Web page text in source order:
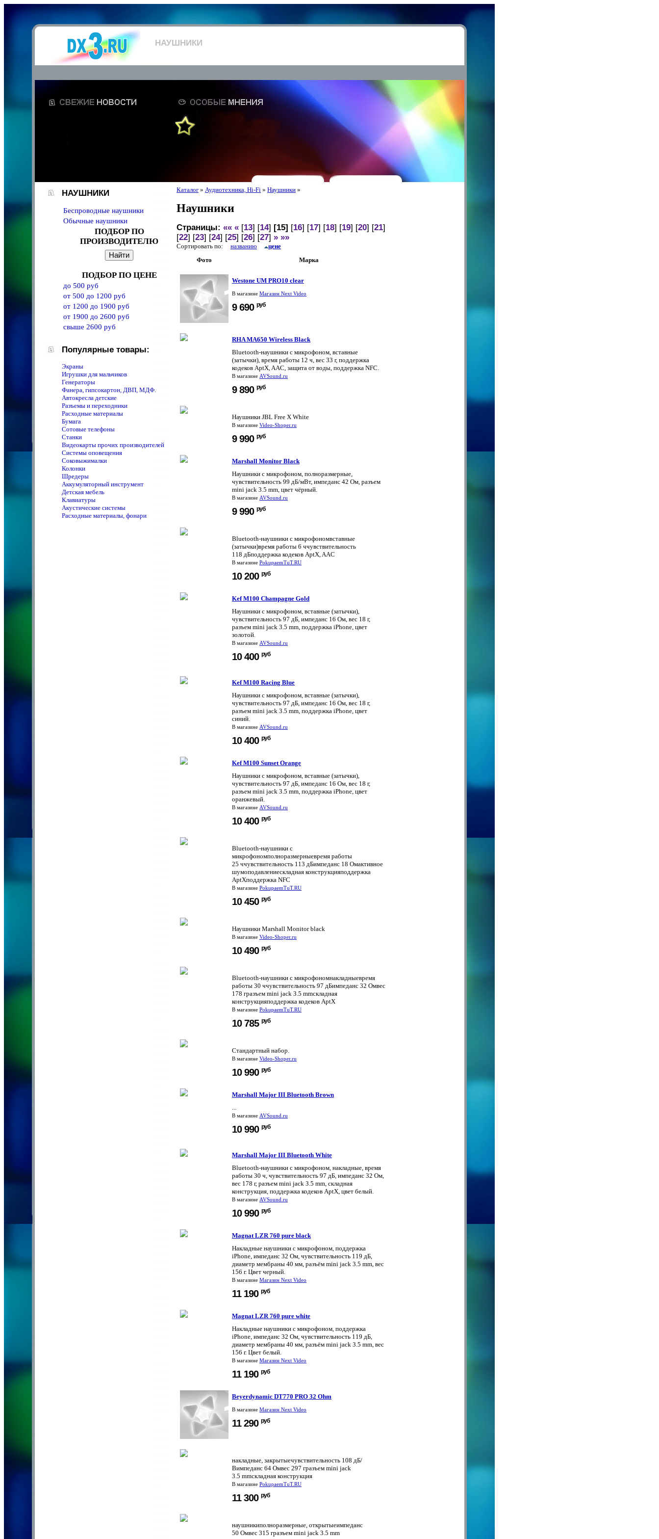
НАУШНИКИ
НАУШНИКИ
Беспроводные наушники
Обычные наушники
ПОДБОР ПО
ПРОИЗВОДИТЕЛЮ
ПОДБОР ПО ЦЕНЕ
до 500 руб
от 500 до 1200 руб
от 1200 до 1900 руб
от 1900 до 2600 руб
свыше 2600 руб
Популярные товары:
Экраны
Игрушки для мальчиков
Генераторы
Фанера, гипсокартон, ДВП, МДФ.
Автокресла детские
Разъемы и переходники
Расходные материалы
Бумага
Сотовые телефоны
Станки
Видеокарты прочих производителей
Системы оповещения
Соковыжималки
Колонки
Шредеры
Аккумуляторный инструмент
Детская мебель
Клавиатуры
Акустические системы
Расходные материалы, фонари
Каталог » Аудиотехника, Hi-Fi » Наушники »
Наушники
Страницы: «« « [13] [14] [15] [16] [17] [18] [19] [20] [21]
[22] [23] [24] [25] [26] [27] » »»
Сортировать по: названию
цене
Фото
Марка
Westone UM PRO10 clear
В магазине Магазин Next Video
9 690 руб
RHA MA650 Wireless Black
Bluetooth-наушники с микрофоном, вставные
(затычки), время работы 12 ч, вес 33 г, поддержка
кодеков AptX, AAC, защита от воды, поддержка NFC.
В магазине AVSound.ru
9 890 руб
Наушники JBL Free X White
В магазине Video-Shoper.ru
9 990 руб
Marshall Monitor Black
Наушники с микрофоном, полноразмерные,
чувствительность 99 дБ/мВт, импеданс 42 Ом, разъем
mini jack 3.5 mm, цвет чёрный.
В магазине AVSound.ru
9 990 руб
Bluetooth-наушники с микрофономвставные
(затычки)время работы 6 ччувствительность
118 дБподдержка кодеков AptX, AAC
В магазине PokupaemTuT.RU
10 200 руб
Kef M100 Champagne Gold
Наушники с микрофоном, вставные (затычки),
чувствительность 97 дБ, импеданс 16 Ом, вес 18 г,
разъем mini jack 3.5 mm, поддержка iPhone, цвет
золотой.
В магазине AVSound.ru
10 400 руб
Kef M100 Racing Blue
Наушники с микрофоном, вставные (затычки),
чувствительность 97 дБ, импеданс 16 Ом, вес 18 г,
разъем mini jack 3.5 mm, поддержка iPhone, цвет
синий.
В магазине AVSound.ru
10 400 руб
Kef M100 Sunset Orange
Наушники с микрофоном, вставные (затычки),
чувствительность 97 дБ, импеданс 16 Ом, вес 18 г,
разъем mini jack 3.5 mm, поддержка iPhone, цвет
оранжевый.
В магазине AVSound.ru
10 400 руб
Bluetooth-наушники с
микрофономполноразмерныевремя работы
25 ччувствительность 113 дБимпеданс 18 Омактивное
шумоподавлениескладная конструкцияподдержка
AptXподдержка NFC
В магазине PokupaemTuT.RU
10 450 руб
Наушники Marshall Monitor black
В магазине Video-Shoper.ru
10 490 руб
Bluetooth-наушники с микрофономнакладныевремя
работы 30 ччувствительность 97 дБимпеданс 32 Омвес
178 гразъем mini jack 3.5 mmскладная
конструкцияподдержка кодеков AptX
В магазине PokupaemTuT.RU
10 785 руб
Стандартный набор.
В магазине Video-Shoper.ru
10 990 руб
Marshall Major III Bluetooth Brown
...
В магазине AVSound.ru
10 990 руб
Marshall Major III Bluetooth White
Bluetooth-наушники с микрофоном, накладные, время
работы 30 ч, чувствительность 97 дБ, импеданс 32 Ом,
вес 178 г, разъем mini jack 3.5 mm, складная
конструкция, поддержка кодеков AptX, цвет белый.
В магазине AVSound.ru
10 990 руб
Magnat LZR 760 pure black
Накладные наушники с микрофоном, поддержка
iPhone, импеданс 32 Ом, чувствительность 119 дБ,
диаметр мембраны 40 мм, разъём mini jack 3.5 mm, вес
156 г. Цвет черный.
В магазине Магазин Next Video
11 190 руб
Magnat LZR 760 pure white
Накладные наушники с микрофоном, поддержка
iPhone, импеданс 32 Ом, чувствительность 119 дБ,
диаметр мембраны 40 мм, разъём mini jack 3.5 mm, вес
156 г. Цвет белый.
В магазине Магазин Next Video
11 190 руб
Beyerdynamic DT770 PRO 32 Ohm
В магазине Магазин Next Video
11 290 руб
накладные, закрытыечувствительность 108 дБ/
Вимпеданс 64 Омвес 297 гразъем mini jack
3.5 mmскладная конструкция
В магазине PokupaemTuT.RU
11 300 руб
наушникиполноразмерные, открытыеимпеданс
50 Омвес 315 гразъем mini jack 3.5 mm